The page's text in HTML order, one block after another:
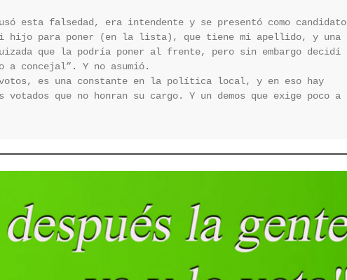
esta falsedad, era intendente y se presentó como candidato
hijo para poner (en la lista), que tiene mi apellido, y una
que la podría poner al frente, pero sin embargo decidí
a concejal”. Y no asumió.
es una constante en la política local, y en eso hay
votados que no honran su cargo. Y un demos que exige poco a